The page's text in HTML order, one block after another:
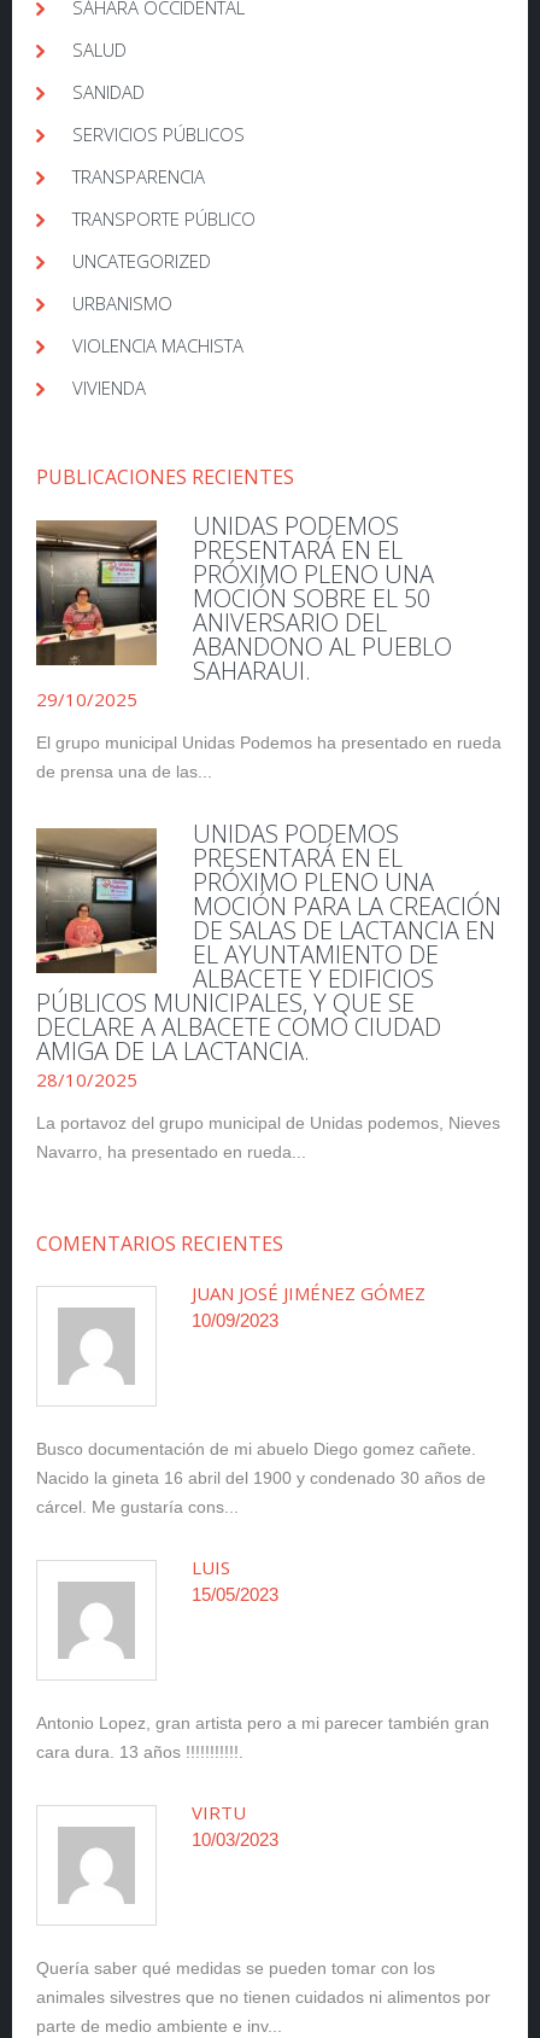
SÁHARA OCCIDENTAL
SALUD
SANIDAD
SERVICIOS PÚBLICOS
TRANSPARENCIA
TRANSPORTE PÚBLICO
UNCATEGORIZED
URBANISMO
VIOLENCIA MACHISTA
VIVIENDA
PUBLICACIONES RECIENTES
UNIDAS PODEMOS
PRESENTARÁ EN EL
PRÓXIMO PLENO UNA
MOCIÓN SOBRE EL 50
ANIVERSARIO DEL
ABANDONO AL PUEBLO
SAHARAUI.
29/10/2025
El grupo municipal Unidas Podemos ha presentado en rueda
de prensa una de las...
UNIDAS PODEMOS
PRESENTARÁ EN EL
PRÓXIMO PLENO UNA
MOCIÓN PARA LA CREACIÓN
DE SALAS DE LACTANCIA EN
EL AYUNTAMIENTO DE
ALBACETE Y EDIFICIOS
PÚBLICOS MUNICIPALES, Y QUE SE
DECLARE A ALBACETE COMO CIUDAD
AMIGA DE LA LACTANCIA.
28/10/2025
La portavoz del grupo municipal de Unidas podemos, Nieves
Navarro, ha presentado en rueda...
COMENTARIOS RECIENTES
JUAN JOSÉ JIMÉNEZ GÓMEZ
10/09/2023
Busco documentación de mi abuelo Diego gomez cañete.
Nacido la gineta 16 abril del 1900 y condenado 30 años de
cárcel. Me gustaría cons...
LUIS
15/05/2023
Antonio Lopez, gran artista pero a mi parecer también gran
cara dura. 13 años !!!!!!!!!!!.
VIRTU
10/03/2023
Quería saber qué medidas se pueden tomar con los
animales silvestres que no tienen cuidados ni alimentos por
parte de medio ambiente e inv...